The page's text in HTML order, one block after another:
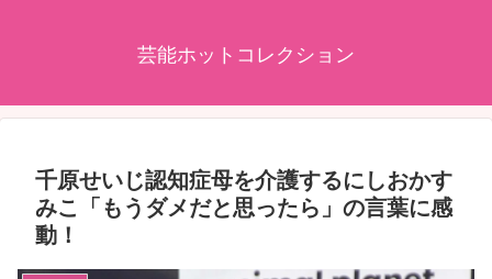
芸能ホットコレクション
千原せいじ認知症母を介護するにしおかす
みこ「もうダメだと思ったら」の言葉に感
動！